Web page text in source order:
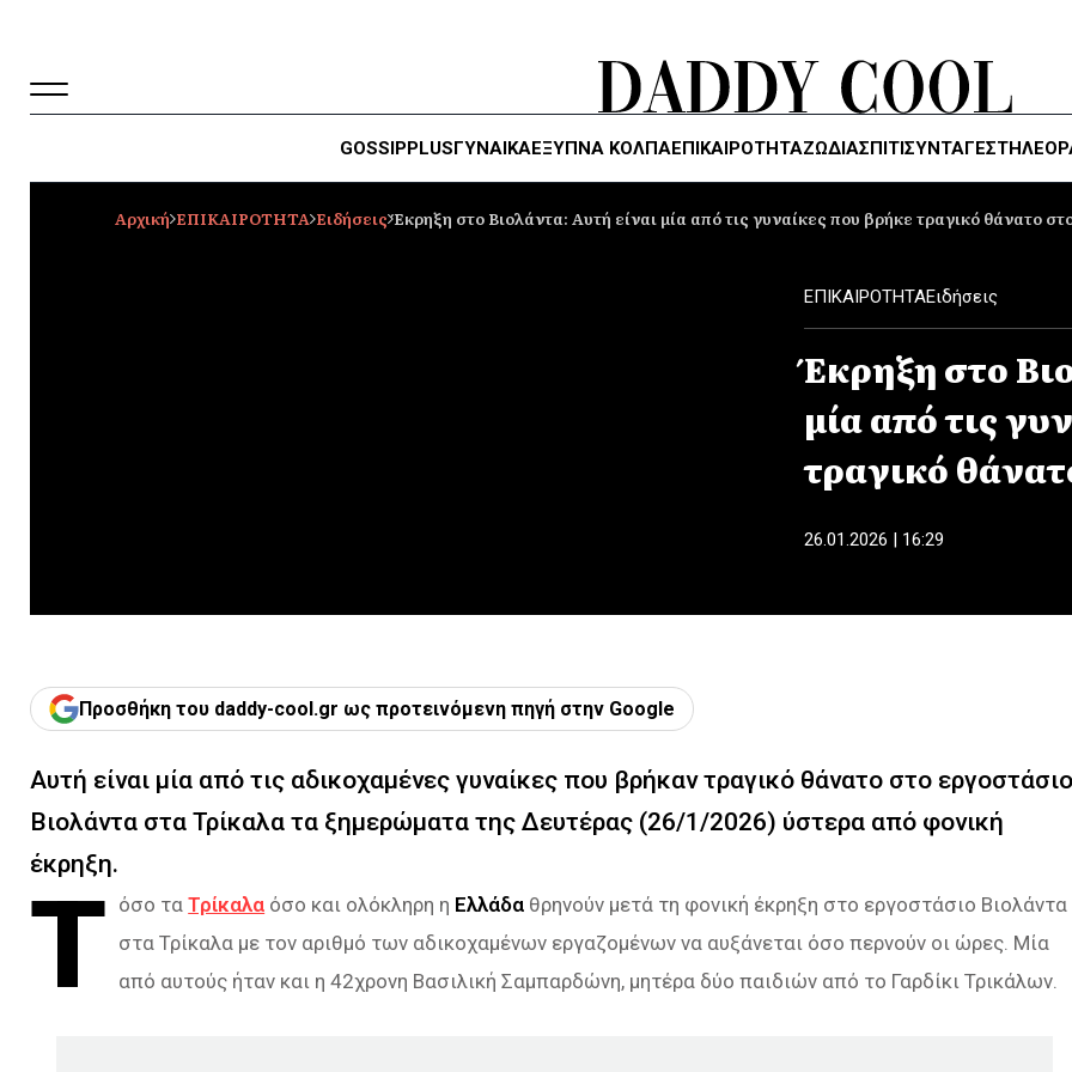
GOSSIPPLUSΓΥΝΑΙΚΑΈΞΥΠΝΑ ΚΌΛΠΑΕΠΙΚΑΙΡΟΤΗΤΑΖΏΔΙΑΣΠΙΤΙΣΥΝΤΑΓΕΣ
Αρχική ΕΠΙΚΑΙΡΟΤΗΤΑ Ειδήσεις Έκρηξη στο Βιολάντα: Αυτή είναι μία από τις γυναίκες που βρήκε τραγικό θάνατο
ΕΠΙΚΑΙΡΟΤΗΤΑΕιδήσεις
Έκρηξη στο
μία από τις
τραγικό
26.01.2026 | 16:29
Προσθήκη του daddy-cool.gr ως προτεινόμενη πηγή στην Google
Αυτή είναι μία από τις αδικοχαμένες γυναίκες που βρήκαν τραγικό θάνατο στο εργοστάσιο
Βιολάντα στα Τρίκαλα τα ξημερώματα της Δευτέρας (26/1/2026) ύστερα από φονική
έκρηξη.
Τ όσο ταΤρίκαλα όσο και ολόκληρη η Ελλάδα θρηνούν μετά τη φονική έκρηξη στο εργοστάσιο Βιολάντα
στα Τρίκαλα με τον αριθμό των αδικοχαμένων εργαζομένων να αυξάνεται όσο περνούν οι ώρες. Μία
από αυτούς ήταν και η 42χρονη Βασιλική Σαμπαρδώνη, μητέρα δύο παιδιών από το Γαρδίκι Τρικάλων.